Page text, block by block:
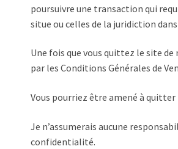
poursuivre une transaction qui
situe ou celles de la juridiction
Une fois que vous quittez le site
par les Conditions Générales de
Vous pourriez être amené à
Je n’assumerais aucune
confidentialité.